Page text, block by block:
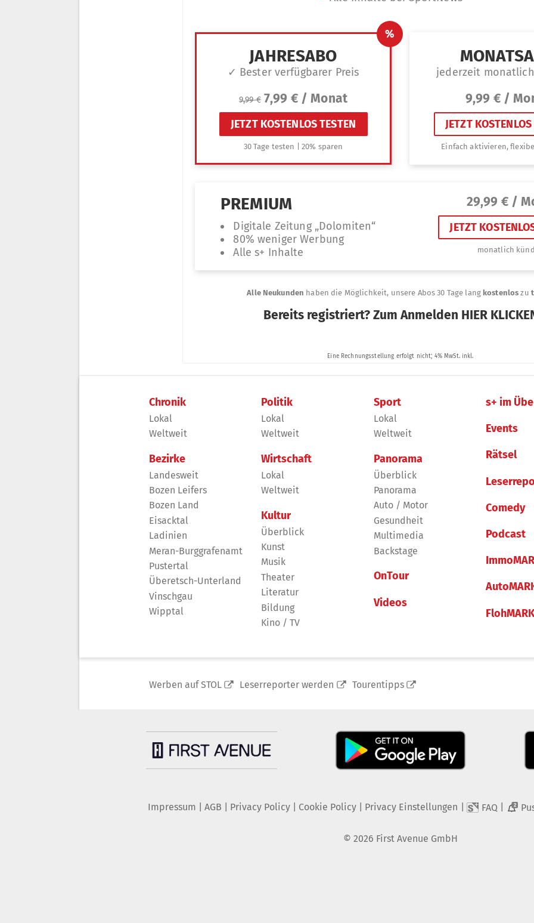
Chronik
Lokal
Weltweit
Bezirke
Landesweit
Bozen Leifers
Bozen Land
Eisacktal
Ladinien
Meran-Burggrafenamt
Pustertal
Überetsch-Unterland
Vinschgau
Wipptal
Politik
Lokal
Weltweit
Wirtschaft
Lokal
Weltweit
Kultur
Überblick
Kunst
Musik
Theater
Literatur
Bildung
Kino / TV
Sport
Lokal
Weltweit
Panorama
Überblick
Panorama
Auto / Motor
Gesundheit
Multimedia
Backstage
OnTour
Videos
s+ im
Events
Rätsel
Comedy
Podcast
Werben auf STOL Leserreporter werden Tourentipps
Impressum AGB Privacy Policy| Cookie Policy| Privacy Einstellungen FAQ 2
© 2026 First Avenue GmbH